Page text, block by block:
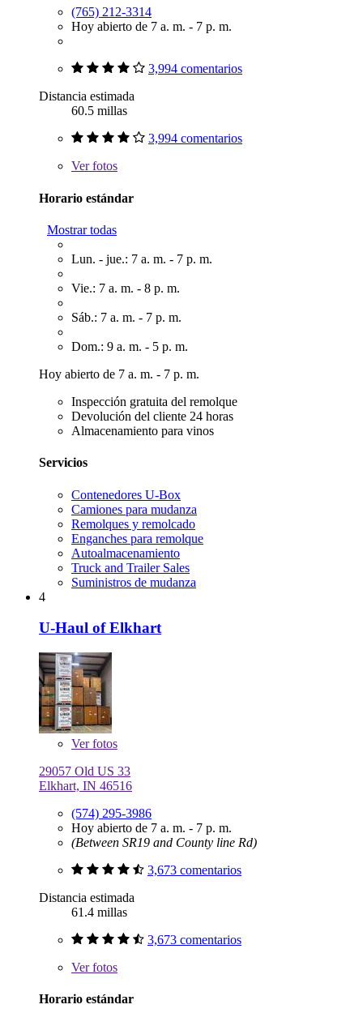
(765) 212-3314
Hoy abierto de 7 a. m. - 7 p. m.
3,994 comentarios
Distancia estimada
60.5 millas
3,994 comentarios
Verfotos
Horario estándar
Mostrar todas
Lun. - jue.: 7 a. m. - 7 p. m.
Vie.: 7 a. m. - 8 p. m.
Sáb.: 7 a. m. - 7 p. m.
Dom.: 9 a. m. - 5 p. m.
Hoy abierto de 7 a. m. - 7 p. m.
Inspección gratuita del remolque
Devolución del cliente 24 horas
Almacenamiento para vinos
Servicios
Contenedores U-Box
Camiones para mudanza
Remolques y remolcado
Enganches para remolque
Autoalmacenamiento
Truck and Trailer Sales
Suministros de mudanza
4
U-Haul of Elkhart
Verfotos
29057 Old US 33
Elkhart, IN 46516
(574) 295-3986
Hoy abierto de 7 a. m. - 7 p. m.
(Between SR19 and County line Rd)
3,673 comentarios
Distancia estimada
61.4 millas
3,673 comentarios
Verfotos
Horario estándar